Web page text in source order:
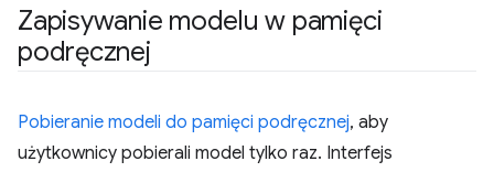
Zapisywanie modelu w pamięci
podręcznej
Pobieranie modeli do pamięci podręcznej, aby
użytkownicy pobierali model tylko raz. Interfejs